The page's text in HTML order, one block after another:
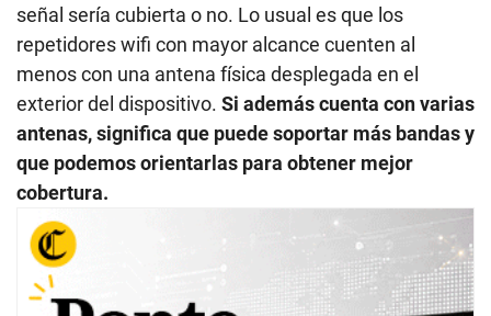
señal sería cubierta o no. Lo usual es que los
repetidores wifi con mayor alcance cuenten al
menos con una antena física desplegada en el
exterior del dispositivo. Si además cuenta con varias
antenas, significa que puede soportar más bandas y
que podemos orientarlas para obtener mejor
cobertura.